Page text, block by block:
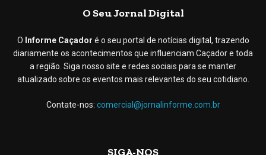
O Seu Jornal Digital
O Informe Caçador é o seu portal de notícias digital, trazendo
diariamente os acontecimentos que influenciam Caçador e toda
a região. Siga nosso site e redes sociais para se manter
atualizado sobre os eventos mais relevantes do seu cotidiano.
Contate-nos: comercial@jornalinforme.com.br
SIGA-NOS